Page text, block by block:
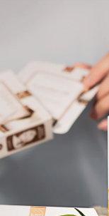
FAQ™ Pure
BREAKING
issa™ Teeth
English
Français
Polski